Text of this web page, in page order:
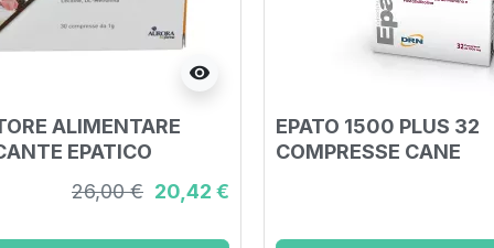
visibility
ALIMENTARE
EPATICO
26,00 € 20,42 €
EPATO 1500 PLUS 32
COMPRESSE CANE